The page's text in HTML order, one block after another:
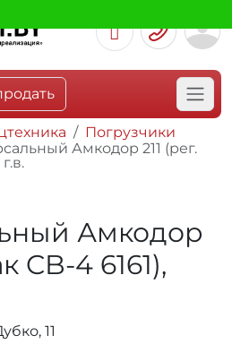
Погрузчики
Амкодор 211 (рег.
Амкодор
CB-4 6161),
11